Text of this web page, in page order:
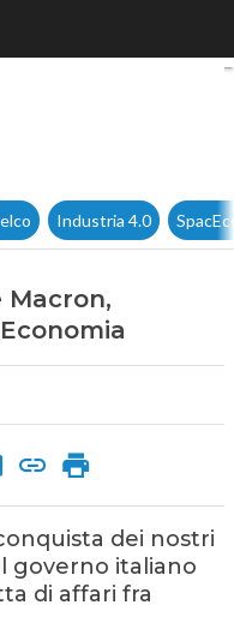
ostilità” dice
Industria 4.0
Macron,
dei nostri
governo italiano
di affari fra